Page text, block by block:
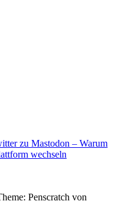
zu Mastodon – Warum
wechseln
Penscratch von